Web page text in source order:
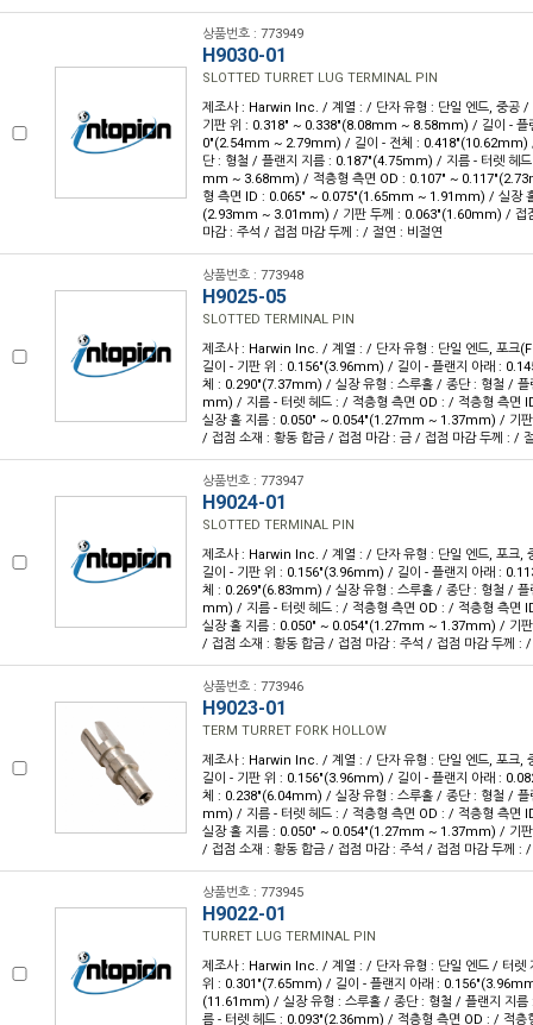
상품번호 : 773949
H9030-01
SLOTTED TURRET LUG TERMINAL PIN
제조사 : Harwin Inc. / 계열 : / 단자 유형 : 단일 엔드, 중공 /
기판 위 : 0.318" ~ 0.338"(8.08mm ~ 8.58mm) / 길이 - 플
0"(2.54mm ~ 2.79mm) / 길이 - 전체 : 0.418"(10.62mm)
단 : 형철 / 플랜지 지름 : 0.187"(4.75mm) / 지름 - 터렛 헤
mm ~ 3.68mm) / 적층형 측면 OD : 0.107" ~
형 측면 ID : 0.065" ~ 0.075"(1.65mm ~ 1.91mm) / 실장
(2.93mm ~ 3.01mm) / 기판 두께 : 0.063"(1.60mm) / 접
마감 : 주석 / 접점 마감 두께 : / 절연 : 비절연
상품번호 : 773948
H9025-05
SLOTTED TERMINAL PIN
제조사 : Harwin Inc. / 계열 : / 단자 유형 : 단일 엔드, 포크
길이 - 기판 위 : 0.156"(3.96mm) / 길이 - 플랜지 아래 :
체 : 0.290"(7.37mm) / 실장 유형 : 스루홀 / 종단 : 형철 / 플
mm) / 지름 - 터렛 헤드 : / 적층형 측면 OD : / 적층형 측
실장 홀 지름 : 0.050" ~ 0.054"(1.27mm ~ 1.37mm) / 기
/ 접점 소재 : 황동 합금 / 접점 마감 : 금 / 접점 마감 두께 : /
상품번호 : 773947
H9024-01
SLOTTED TERMINAL PIN
제조사 : Harwin Inc. / 계열 : / 단자 유형 : 단일 엔드, 포크,
길이 - 기판 위 : 0.156"(3.96mm) / 길이 - 플랜지 아래 :
체 : 0.269"(6.83mm) / 실장 유형 : 스루홀 / 종단 : 형철 / 플
mm) / 지름 - 터렛 헤드 : / 적층형 측면 OD : / 적층형 측
실장 홀 지름 : 0.050" ~ 0.054"(1.27mm ~ 1.37mm) / 기
/ 접점 소재 : 황동 합금 / 접점 마감 : 주석 / 접점 마감 두께 :
상품번호 : 773946
H9023-01
TERM TURRET FORK HOLLOW
제조사 : Harwin Inc. / 계열 : / 단자 유형 : 단일 엔드, 포크,
길이 - 기판 위 : 0.156"(3.96mm) / 길이 - 플랜지 아래 :
체 : 0.238"(6.04mm) / 실장 유형 : 스루홀 / 종단 : 형철 / 플
mm) / 지름 - 터렛 헤드 : / 적층형 측면 OD : / 적층형 측
실장 홀 지름 : 0.050" ~ 0.054"(1.27mm ~ 1.37mm) / 기
/ 접점 소재 : 황동 합금 / 접점 마감 : 주석 / 접점 마감 두께 :
상품번호 : 773945
H9022-01
TURRET LUG TERMINAL PIN
제조사 : Harwin Inc. / 계열 : / 단자 유형 : 단일 엔드 / 터렛
위 : 0.301"(7.65mm) / 길이 - 플랜지 아래 :
(11.61mm) / 실장 유형 : 스루홀 / 종단 : 형철 / 플랜지 지
름 - 터렛 헤드 : 0.093"(2.36mm) / 적층형 측면 OD : / 적층